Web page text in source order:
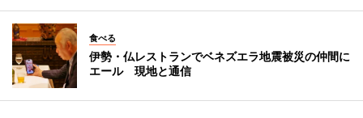
食べる
伊勢・仏レストランでベネズエラ地震被災の仲間に
エール 現地と通信